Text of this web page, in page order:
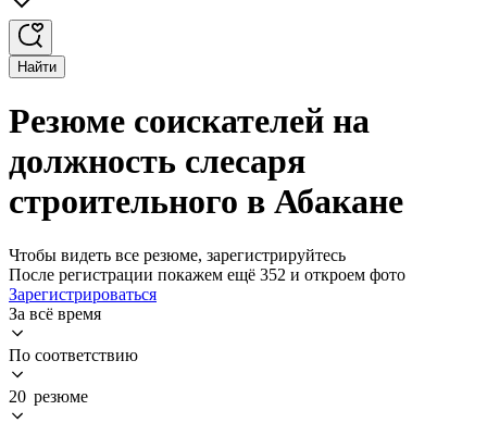
Найти
Резюме соискателей на
должность слесаря
строительного в Абакане
Чтобы видеть все резюме, зарегистрируйтесь
После регистрации покажем ещё 352 и откроем фото
Зарегистрироваться
За всё время
По соответствию
20 резюме